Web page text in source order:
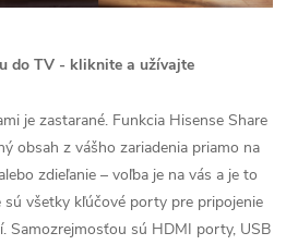
do TV - kliknite a užívajte
je zastarané. Funkcia Hisense Share
obsah z vášho zariadenia priamo na
zdieľanie – voľba je na vás a je to
sú všetky kľúčové porty pre pripojenie
Samozrejmosťou sú HDMI porty, USB